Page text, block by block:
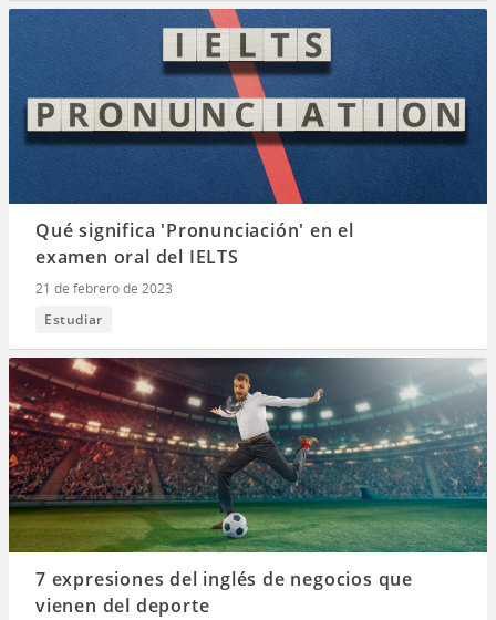
Qué significa 'Pronunciación' en el
examen oral del IELTS
21 de febrero de 2023
Estudiar
7 expresiones del inglés de negocios que
vienen del deporte